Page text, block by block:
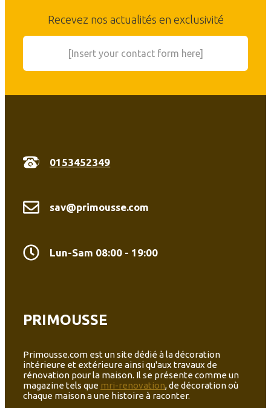
Recevez nos actualités en exclusivité
[Insert your contact form here]
0153452349
sav@primousse.com
Lun-Sam 08:00 - 19:00
PRIMOUSSE
Primousse.com est un site dédié à la décoration
intérieure et extérieure ainsi qu'aux travaux de
rénovation pour la maison. Il se présente comme un
magazine tels que mri-renovation, de décoration où
chaque maison a une histoire à raconter.